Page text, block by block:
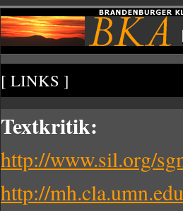
[ LINKS ]
Textkritik:
http://www.sil.org/
http://